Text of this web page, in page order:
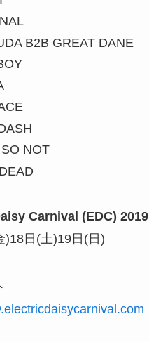
B2B GREAT DANE
NOT
Carnival (EDC) 2019
)18日(土)19日(日)